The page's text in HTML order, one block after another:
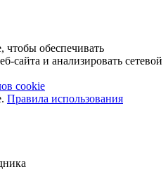
обеспечивать
сайта и анализировать сетевой
cookie
Правила использования